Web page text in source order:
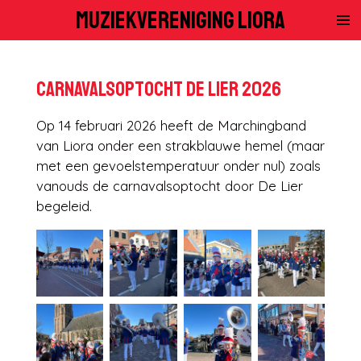
direct
hoofdinhoud
Muziekvereniging Liora
Carnavalsoptocht De Lier 2026
Op 14 februari 2026 heeft de Marchingband
van Liora onder een strakblauwe hemel (maar
met een gevoelstemperatuur onder nul) zoals
vanouds de carnavalsoptocht door De Lier
begeleid.